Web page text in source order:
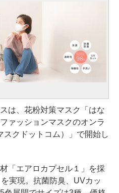
は、花粉対策マスク「はな
ァッションマスクのオンラ
スクドットコム）」で開始し
「エアロカプセル１」を採
実現。抗菌防臭、UVカッ